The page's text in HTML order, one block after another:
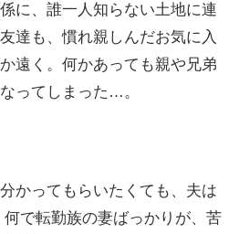
に、誰一人知らない土地に連
達も、慣れ親しんだお気に入
遠く。何かあっても親や兄弟
ってしまった…。
かってもらいたくても、夫は
で転勤族の妻ばっかりが、苦